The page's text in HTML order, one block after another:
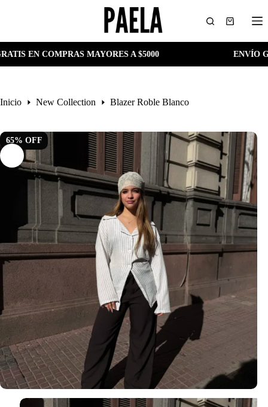
Carro
compra
MAYORES A $5000 ENVÍO GRATIS EN
Inicio New Collection Blazer Roble Blanco
65% OFF